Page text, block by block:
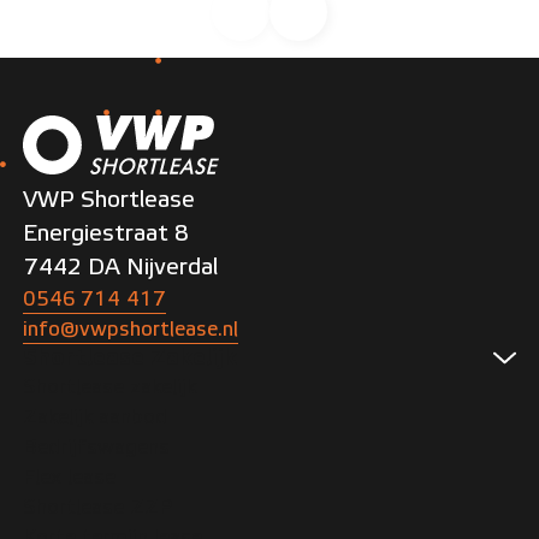
VWP Shortlease
Energiestraat 8
7442 DA Nijverdal
0546 714 417
info@vwpshortlease.nl